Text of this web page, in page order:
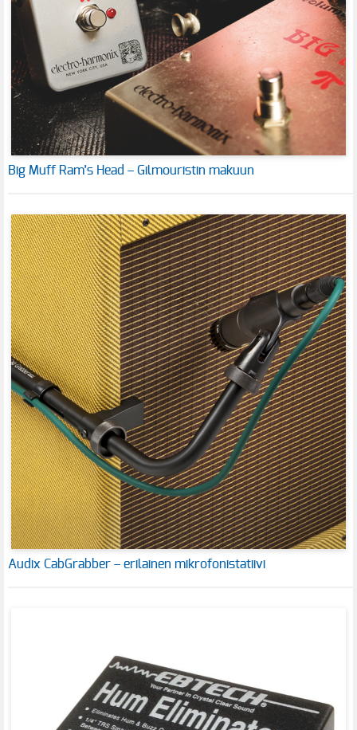
Big Muff Ram’s Head – Gilmouristin makuun
Audix CabGrabber – erilainen mikrofonistatiivi